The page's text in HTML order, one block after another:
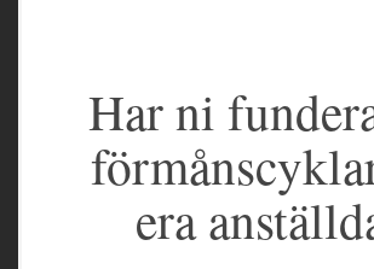
Har ni
era